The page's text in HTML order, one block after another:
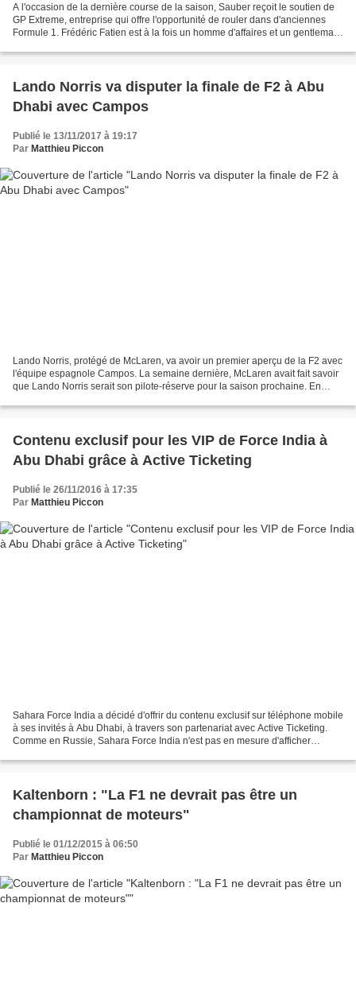
A l'occasion de la dernière course de la saison, Sauber reçoit le soutien de
GP Extreme, entreprise qui offre l'opportunité de rouler dans d'anciennes
Formule 1. Frédéric Fatien est à la fois un homme d'affaires et un gentleman
Lando Norris va disputer la finale de F2 à Abu
Dhabi avec Campos
Publié le 13/11/2017 à 19:17
Par Matthieu Piccon
Lando Norris, protégé de McLaren, va avoir un premier aperçu de la F2 avec
l'équipe espagnole Campos. La semaine dernière, McLaren avait fait savoir
que Lando Norris serait son pilote-réserve pour la saison prochaine. En
Contenu exclusif pour les VIP de Force India à
Abu Dhabi grâce à Active Ticketing
Publié le 26/11/2016 à 17:35
Par Matthieu Piccon
Sahara Force India a décidé d'offrir du contenu exclusif sur téléphone mobile
à ses invités à Abu Dhabi, à travers son partenariat avec Active Ticketing.
Comme en Russie, Sahara Force India n'est pas en mesure d'afficher
Kaltenborn : "La F1 ne devrait pas être un
championnat de moteurs"
Publié le 01/12/2015 à 06:50
Par Matthieu Piccon